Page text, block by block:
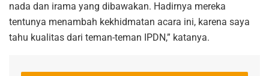
nada dan irama yang dibawakan. Hadirnya mereka
tentunya menambah kekhidmatan acara ini, karena saya
tahu kualitas dari teman-teman IPDN,” katanya.